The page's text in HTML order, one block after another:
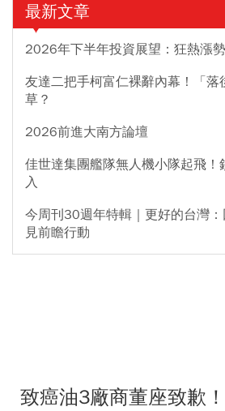
最新文章
2026年下半年投資展望：狂熱漲
友達二把手柯富仁裸辭內幕！「落
草？
2026前進大南方論壇
佳世達集團艦隊無人機小隊起飛！
入
今周刊30週年特輯｜更好的台灣
見前瞻行動
致癌油3廠商董座致歉